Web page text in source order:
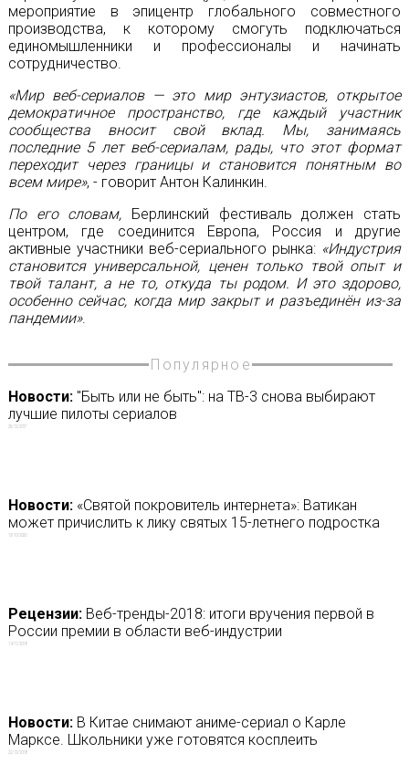
мероприятие в эпицентр глобального совместного
производства, к которому смогуть подключаться
единомышленники и профессионалы и начинать
сотрудничество.
«Мир веб-сериалов — это мир энтузиастов, открытое
демократичное пространство, где каждый участник
сообщества вносит свой вклад. Мы, занимаясь
последние 5 лет веб-сериалам, рады, что этот формат
переходит через границы и становится понятным во
всем мире», - говорит Антон Калинкин.
По его словам, Берлинский фестиваль должен стать
центром, где соединится Европа, Россия и другие
активные участники веб-сериального рынка: «Индустрия
становится универсальной, ценен только твой опыт и
твой талант, а не то, откуда ты родом. И это здорово,
особенно сейчас, когда мир закрыт и разъединён из-за
пандемии».
Популярное
Новости:"Быть или не быть": на ТВ-3 снова выбирают
лучшие пилоты сериалов
25/12/2017
Новости:«Святой покровитель интернета»: Ватикан
может причислить к лику святых 15-летнего подростка
13/10/2020
Рецензии:Веб-тренды-2018: итоги вручения первой в
России премии в области веб-индустрии
19/11/2018
Новости:В Китае снимают аниме-сериал о Карле
Марксе. Школьники уже готовятся косплеить
22/12/2018